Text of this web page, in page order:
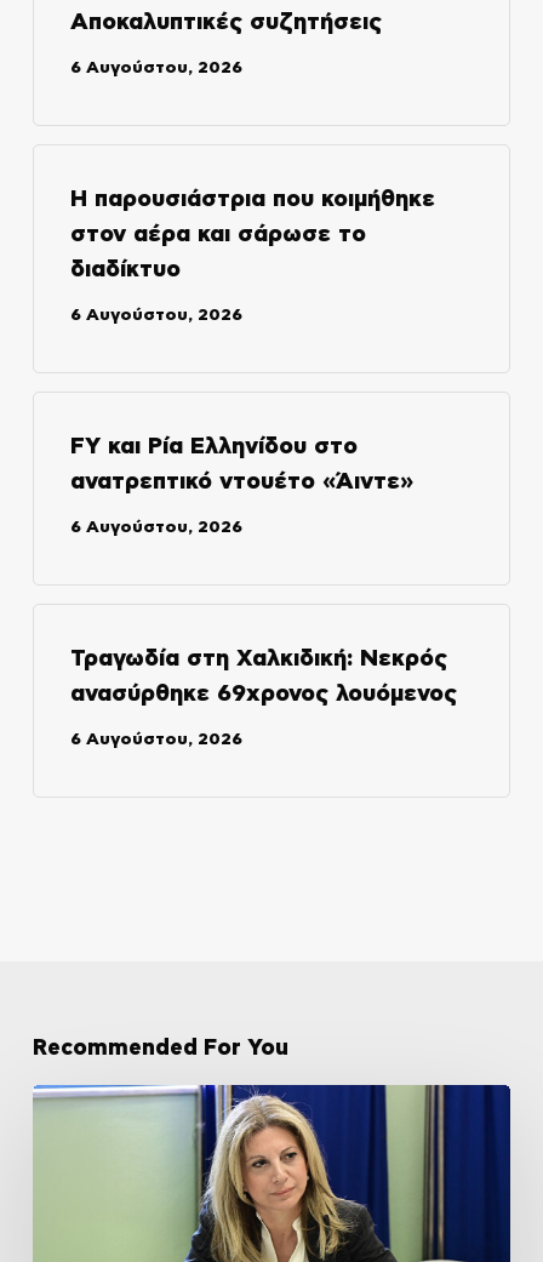
Αποκαλυπτικές συζητήσεις
6 Αυγούστου, 2026
Η παρουσιάστρια που κοιμήθηκε
στον αέρα και σάρωσε το
διαδίκτυο
6 Αυγούστου, 2026
FY και Ρία Ελληνίδου στο
ανατρεπτικό ντουέτο «Άιντε»
6 Αυγούστου, 2026
Τραγωδία στη Χαλκιδική: Νεκρός
ανασύρθηκε 69χρονος λουόμενος
6 Αυγούστου, 2026
Recommended For You